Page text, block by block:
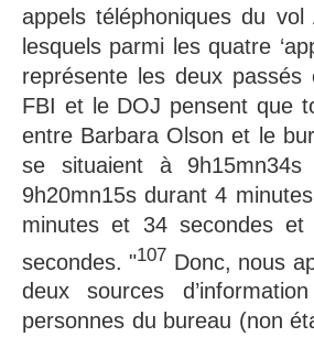
appels téléphoniques du
lesquels parmi les quatre
représente les deux
FBI et le DOJ pensent que
entre Barbara Olson et le
se situaient à
9h20mn15s durant 4
minutes et 34 secondes
secondes. "107 Donc, nous
deux sources
personnes du bureau (non